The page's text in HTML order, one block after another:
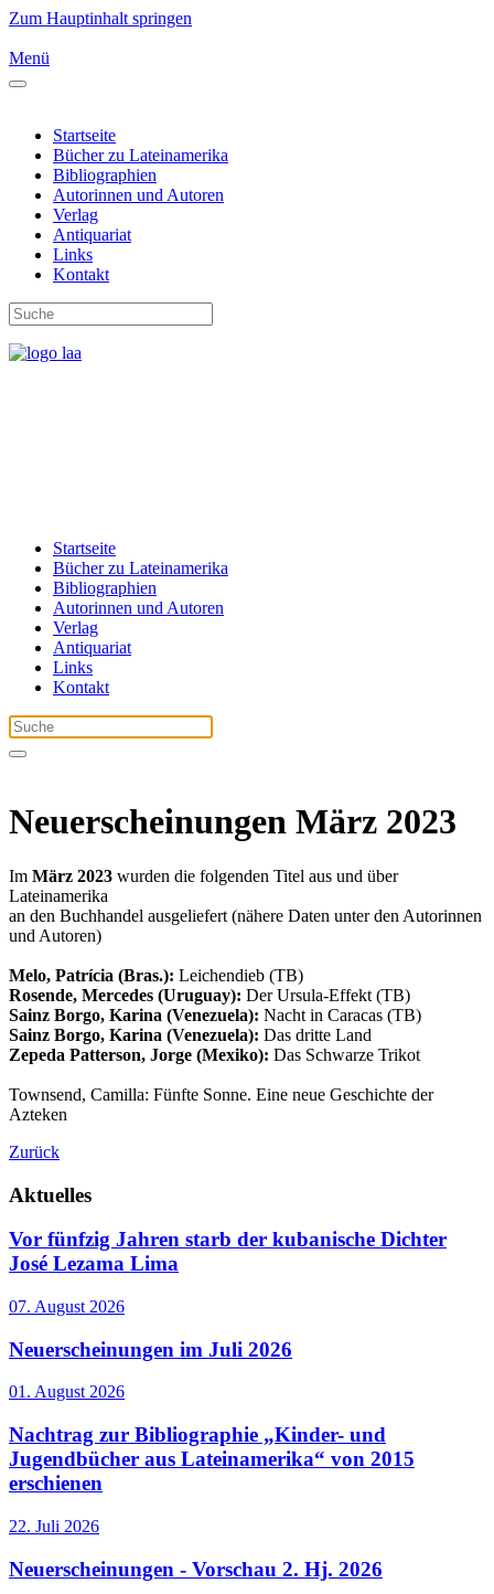
Zum Hauptinhalt springen
Menü
Startseite
Bücher zu Lateinamerika
Bibliographien
Autorinnen und Autoren
Verlag
Antiquariat
Links
Kontakt
Startseite
Bücher zu Lateinamerika
Bibliographien
Autorinnen und Autoren
Verlag
Antiquariat
Links
Kontakt
Neuerscheinungen März 2023
Im März 2023 wurden die folgenden Titel aus und über
Lateinamerika
an den Buchhandel ausgeliefert (nähere Daten unter den Autorinnen
und Autoren)
Melo, Patrícia (Bras.): Leichendieb (TB)
Rosende, Mercedes (Uruguay): Der Ursula-Effekt (TB)
Sainz Borgo, Karina (Venezuela): Nacht in Caracas (TB)
Sainz Borgo, Karina (Venezuela): Das dritte Land
Zepeda Patterson, Jorge (Mexiko): Das Schwarze Trikot
Townsend, Camilla: Fünfte Sonne. Eine neue Geschichte der
Azteken
Zurück
Aktuelles
Vor fünfzig Jahren starb der kubanische Dichter
José Lezama Lima
07. August 2026
Neuerscheinungen im Juli 2026
01. August 2026
Nachtrag zur Bibliographie „Kinder- und
Jugendbücher aus Lateinamerika“ von 2015
erschienen
22. Juli 2026
Neuerscheinungen - Vorschau 2. Hj. 2026